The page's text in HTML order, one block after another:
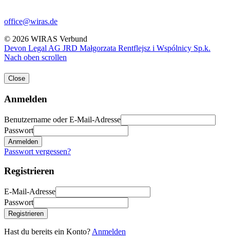
office@wiras.de
© 2026 WIRAS Verbund
Devon Legal AG JRD Małgorzata Rentflejsz i Wspólnicy Sp.k.
Nach oben scrollen
Close
Anmelden
Benutzername oder E-Mail-Adresse
Passwort
Anmelden
Passwort vergessen?
Registrieren
E-Mail-Adresse
Passwort
Registrieren
Hast du bereits ein Konto? Anmelden